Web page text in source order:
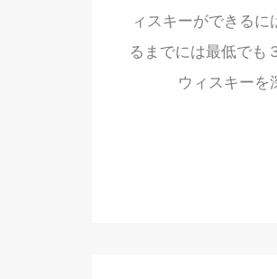
ィスキーができる
るまでには最低でも
ウィスキーを